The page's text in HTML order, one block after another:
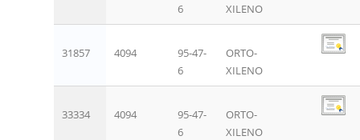
6
XILENO
31857 4094
95-47-
6
ORTO-
XILENO
33334 4094
95-47-
6
ORTO-
XILENO